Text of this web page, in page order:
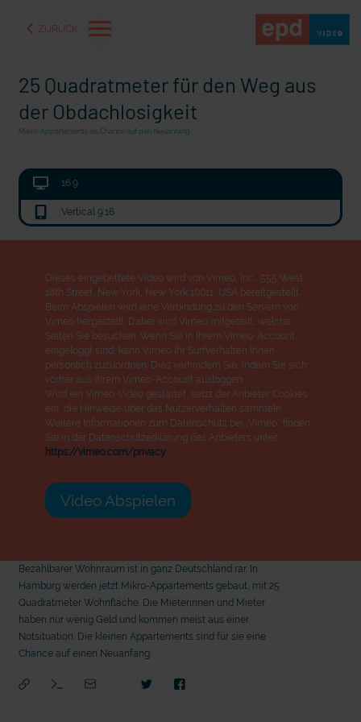
ZURÜCK
in der Ukraine 72 Stunden Musik
25 Quadratmeter für den Weg aus
der Obdachlosigkeit
Mikro-Appartements als Chance auf den Neuanfang
16:9
Vertical 9:16
Dieses eingebettete Video wird von Vimeo, Inc., 555 West
18th Street, New York, New York 10011, USA bereitgestellt.
Beim Abspielen wird eine Verbindung zu den Servern von
Vimeo hergestellt. Dabei wird Vimeo mitgeteilt, welche
Seiten Sie besuchen. Wenn Sie in Ihrem Vimeo-Account
eingeloggt sind, kann Vimeo Ihr Surfverhalten Ihnen
persönlich zuzuordnen. Dies verhindern Sie, indem Sie sich
vorher aus Ihrem Vimeo-Account ausloggen.
Wird ein Vimeo-Video gestartet, setzt der Anbieter Cookies
ein, die Hinweise über das Nutzerverhalten sammeln.
Weitere Informationen zum Datenschutz bei „Vimeo“ finden
Sie in der Datenschutzerklärung des Anbieters unter:
https://vimeo.com/privacy
Video Abspielen
Bezahlbarer Wohnraum ist in ganz Deutschland rar. In
Hamburg werden jetzt Mikro-Appartements gebaut, mit 25
Quadratmeter Wohnfläche. Die Mieterinnen und Mieter
haben nur wenig Geld und kommen meist aus einer
Notsituation. Die kleinen Appartements sind für sie eine
Chance auf einen Neuanfang.